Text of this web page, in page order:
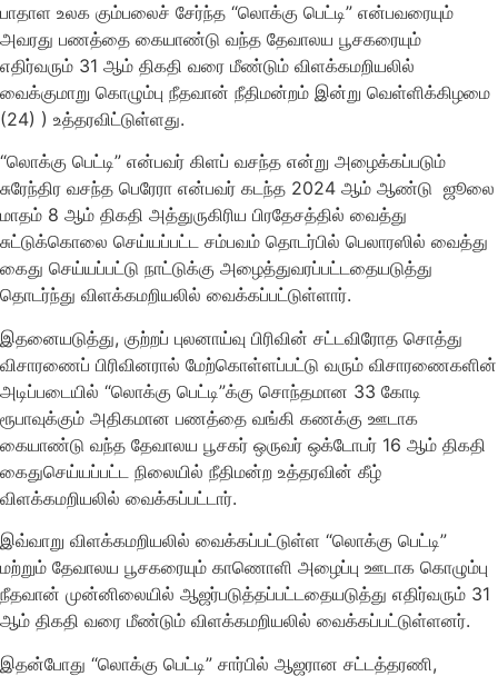
பாதாள உலக கும்பலைச் சேர்ந்த “லொக்கு பெட்டி” என்பவரையும்
அவரது பணத்தை கையாண்டு வந்த தேவாலய பூசகரையும்
எதிர்வரும் 31 ஆம் திகதி வரை மீண்டும் விளக்கமறியலில்
வைக்குமாறு கொழும்பு நீதவான் நீதிமன்றம் இன்று வெள்ளிக்கிழமை
(24) ) உத்தரவிட்டுள்ளது.
“லொக்கு பெட்டி” என்பவர் கிளப் வசந்த என்று அழைக்கப்படும்
சுரேந்திர வசந்த பெரேரா என்பவர் கடந்த 2024 ஆம் ஆண்டு ஜூலை
மாதம் 8 ஆம் திகதி அத்துருகிரிய பிரதேசத்தில் வைத்து
சுட்டுக்கொலை செய்யப்பட்ட சம்பவம் தொடர்பில் பெலாரஸில் வைத்து
கைது செய்யப்பட்டு நாட்டுக்கு அழைத்துவரப்பட்டதையடுத்து
தொடர்ந்து விளக்கமறியலில் வைக்கப்பட்டுள்ளார்.
இதனையடுத்து, குற்றப் புலனாய்வு பிரிவின் சட்டவிரோத சொத்து
விசாரணைப் பிரிவினரால் மேற்கொள்ளப்பட்டு வரும் விசாரணைகளின்
அடிப்படையில் “லொக்கு பெட்டி”க்கு சொந்தமான 33 கோடி
ரூபாவுக்கும் அதிகமான பணத்தை வங்கி கணக்கு ஊடாக
கையாண்டு வந்த தேவாலய பூசகர் ஒருவர் ஒக்டோபர் 16 ஆம் திகதி
கைதுசெய்யப்பட்ட நிலையில் நீதிமன்ற உத்தரவின் கீழ்
விளக்கமறியலில் வைக்கப்பட்டார்.
இவ்வாறு விளக்கமறியலில் வைக்கப்பட்டுள்ள “லொக்கு பெட்டி”
மற்றும் தேவாலய பூசகரையும் காணொளி அழைப்பு ஊடாக கொழும்பு
நீதவான் முன்னிலையில் ஆஜர்படுத்தப்பட்டதையடுத்து எதிர்வரும் 31
ஆம் திகதி வரை மீண்டும் விளக்கமறியலில் வைக்கப்பட்டுள்ளனர்.
இதன்போது “லொக்கு பெட்டி” சார்பில் ஆஜரான சட்டத்தரணி,